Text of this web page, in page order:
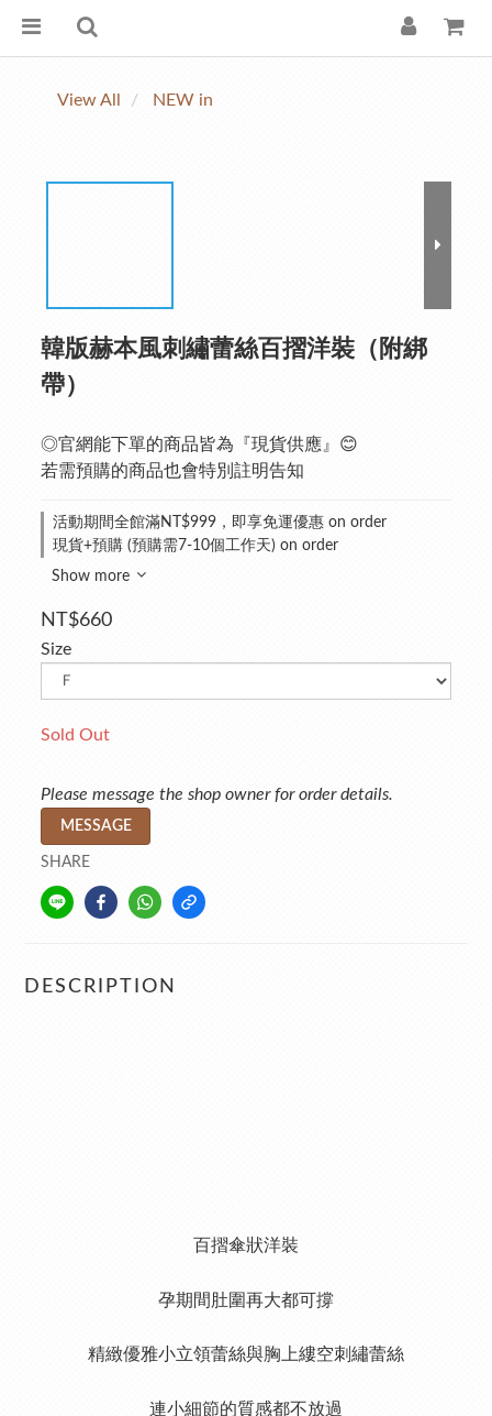
View All NEW in
韓版赫本風刺繡蕾絲百摺洋裝（附綁
帶）
◎官網能下單的商品皆為『現貨供應』😊
若需預購的商品也會特別註明告知
活動期間全館滿NT$999，即享免運優惠 on order
現貨+預購 (預購需7-10個工作天) on order
Show more
NT$660
Size
Sold Out
Please message the shop owner for order details.
MESSAGE
SHARE
DESCRIPTION
百摺傘狀洋裝
孕期間肚圍再大都可撐
精緻優雅小立領蕾絲與胸上縷空刺繡蕾絲
連小細節的質感都不放過